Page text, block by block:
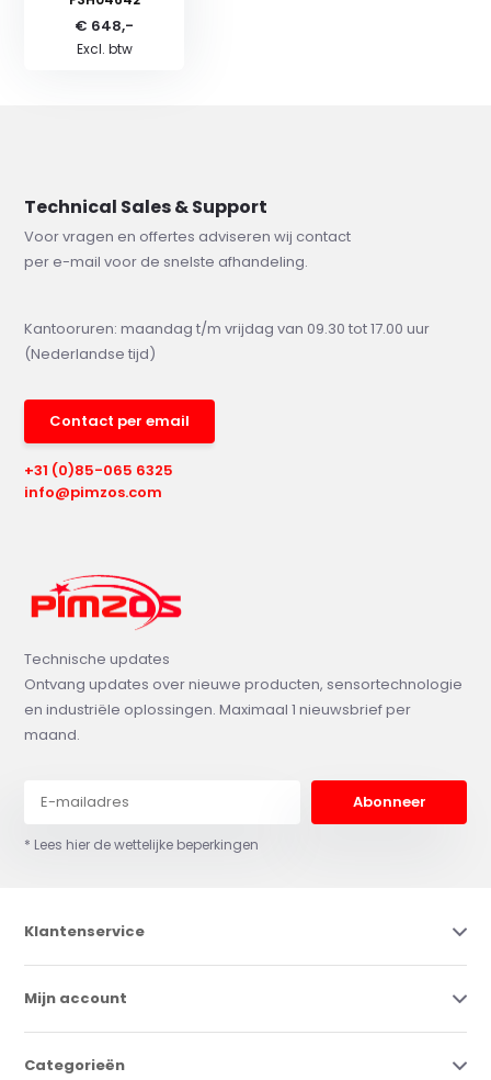
€ 648,-
Excl. btw
Technical Sales & Support
Voor vragen en offertes adviseren wij contact
per e-mail voor de snelste afhandeling.
Kantooruren: maandag t/m vrijdag van 09.30 tot 17.00 uur
(Nederlandse tijd)
Contact per email
+31 (0)85-065 6325
info@pimzos.com
Technische updates
Ontvang updates over nieuwe producten, sensortechnologie
en industriële oplossingen. Maximaal 1 nieuwsbrief per
maand.
Abonneer
* Lees hier de wettelijke beperkingen
Klantenservice
Mijn account
Categorieën